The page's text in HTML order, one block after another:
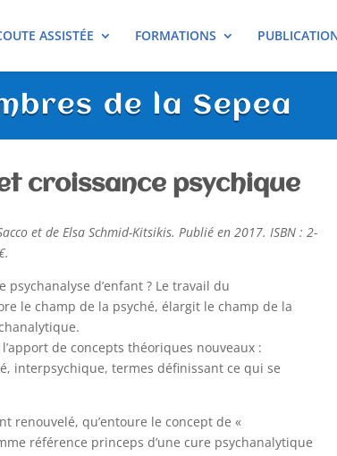
ASSISTÉE FORMATIONS
de la Sepea
croissance psychique
et de Elsa Schmid-Kitsikis. Publié en 2017. ISBN : 2-
psychanalyse d’enfant ? Le travail du
le champ de la psyché, élargit le champ de la
de concepts théoriques nouveaux :
interpsychique, termes définissant ce qui se
renouvelé, qu’entoure le concept de «
référence princeps d’une cure psychanalytique